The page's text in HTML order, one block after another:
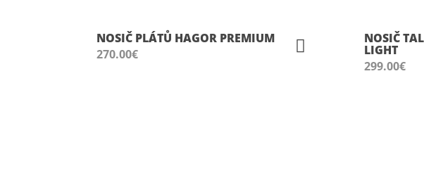
NOSIČ PLÁTŮ HAGOR PREMIUM
270.00€
NOSIČ
LIGHT
299.00€